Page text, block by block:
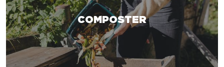
COMPOSTER